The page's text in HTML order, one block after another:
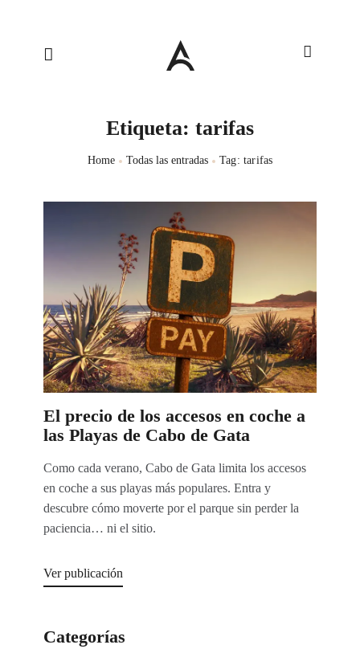
Etiqueta: tarifas
Home Todas las entradas Tag: tarifas
El precio de los accesos en coche a
las Playas de Cabo de Gata
Como cada verano, Cabo de Gata limita los accesos
en coche a sus playas más populares. Entra y
descubre cómo moverte por el parque sin perder la
paciencia… ni el sitio.
Ver publicación
Categorías